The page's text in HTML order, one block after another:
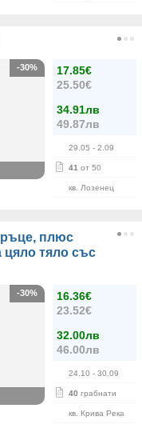
17.85€
25.50€
34.91лв
49.87лв
29.05 - 2.09
41 от 50
кв. Лозенец
-30%
ръце, плюс
цяло тяло със
16.36€
23.52€
32.00лв
46.00лв
24.10 - 30.09
40 грабнати
кв. Крива Река
-30%